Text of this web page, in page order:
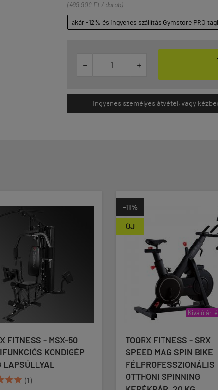
(499 900 Ft / darab)
akár -12% és ingyenes szállítás Gymstore PRO
 
Ingyenes személyes átvétel, vagy
- MSX-50
KONDIGÉP
(1)
-11%
Kiváló ár-érték
TOORX FITNESS - SRX
SPEED MAG SPIN BIKE
FÉLPROFESSZIONÁLIS
OTTHONI SPINNING